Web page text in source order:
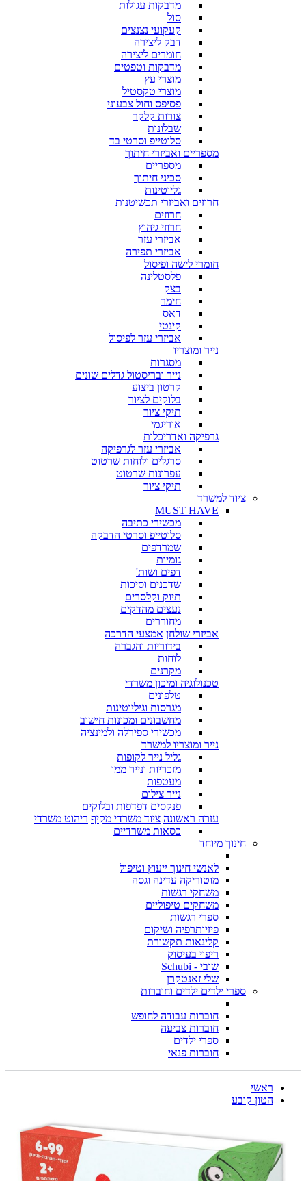
מדבקות עגולות
סול
קעקועי נצנצים
דבק ליצירה
חומרים ליצירה
מדבקות וטפטים
מוצרי עץ
מוצרי טקסטיל
פסיפס וחול צבעוני
צורות קלקר
שבלונות
סלוטייפ וסרטי בד
מספריים ואביזרי חיתוך
מספריים
סכיני חיתוך
גליוטינות
חרוזים ואביזרי תכשיטנות
חרוזים
חרוזי גיהוץ
אביזרי עזר
אביזרי תפירה
חומרי לישה ופיסול
פלסטלינה
בצק
חימר
דאס
קינטי
אביזרי עזר לפיסול
נייר ומוצריו
מסגרות
נייר ובריסטול גדלים שונים
קרטון ביצוע
בלוקים לציור
תיקי ציור
אוריגמי
גרפיקה ואדריכלות
אביזרי עזר לגרפיקה
סרגלים ולוחות שרטוט
עפרונות שרטוט
תיקי ציור
ציוד למשרד
MUST HAVE
מכשירי כתיבה
סלוטייפ וסרטי הדבקה
שמרדפים
גומיות
דפים ושות'
שדכנים וסיכות
תיוק וקלסרים
נעצים מהדקים
מחוררים
אביזרי שולחן אמצעי הדרכה
בידוריות והגברה
לוחות
מקרנים
טכנולוגיה ומיכון משרדי
טלפונים
מגרסות וגיליוטינות
מחשבונים ומכונות חישוב
מכשירי ספירלה ולמינציה
נייר ומוצריו למשרד
גליל נייר לקופות
מזכריות ונייר ממו
מעטפות
נייר צילום
פנקסים דפדפות ובלוקים
עזרה ראשונה ציוד משרדי מקיף ריהוט משרדי
כסאות משרדיים
חינוך מיוחד
לאנשי חינוך ייעוץ וטיפול
מוטוריקה עדינה וגסה
משחקי רגשות
משחקים טיפוליים
ספרי רגשות
פיזיותרפיה ושיקום
קלינאות תקשורת
ריפוי בעיסוק
שובי - Schubi
שלי זאנטקרן
ספרי ילדים ילדים וחוברות
חוברות עבודה לחופש
חוברות צביעה
ספרי ילדים
חוברות פנאי
ראשי
הטון קובע